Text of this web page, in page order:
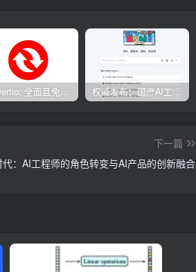
下一篇
：AI工程师的角色转变与AI产品的创新融合